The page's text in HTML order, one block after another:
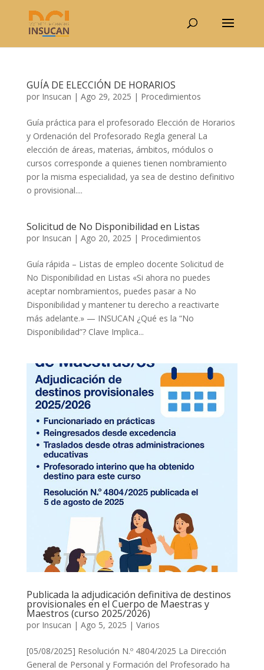
GUÍA DE ELECCIÓN DE HORARIOS
por Insucan | Ago 29, 2025 | Procedimientos
Guía práctica para el profesorado Elección de Horarios
y Ordenación del Profesorado Regla general La
elección de áreas, materias, ámbitos, módulos o
cursos corresponde a quienes tienen nombramiento
por la misma especialidad, ya sea de destino definitivo
o provisional....
Solicitud de No Disponibilidad en Listas
por Insucan | Ago 20, 2025 | Procedimientos
Guía rápida – Listas de empleo docente Solicitud de
No Disponibilidad en Listas «Si ahora no puedes
aceptar nombramientos, puedes pasar a No
Disponibilidad y mantener tu derecho a reactivarte
más adelante.» — INSUCAN ¿Qué es la “No
Disponibilidad”? Clave Implica...
Publicada la adjudicación definitiva de destinos
provisionales en el Cuerpo de Maestras y
Maestros (curso 2025/2026)
por Insucan | Ago 5, 2025 | Varios
[05/08/2025] Resolución N.º 4804/2025 La Dirección
General de Personal y Formación del Profesorado ha